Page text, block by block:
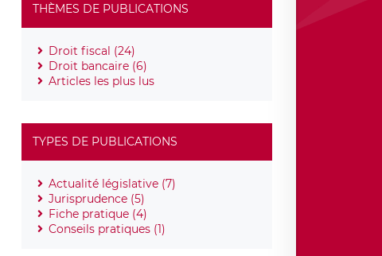
THÈMES DE PUBLICATIONS
Droit fiscal (24)
Droit bancaire (6)
Articles les plus lus
TYPES DE PUBLICATIONS
Actualité législative (7)
Jurisprudence (5)
Fiche pratique (4)
Conseils pratiques (1)